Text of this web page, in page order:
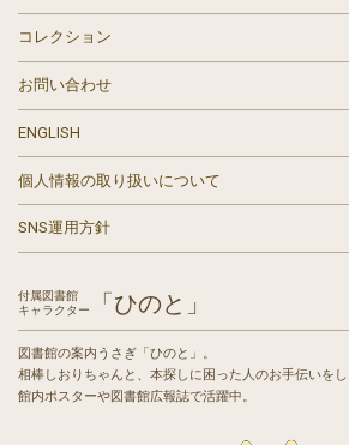
コレクション
お問い合わせ
ENGLISH
個人情報の取り扱いについて
SNS運用方針
付属図書館
キャラクター
「ひのと」
図書館の案内うさぎ「ひのと」。
相棒しおりちゃんと、本探しに困った人のお手伝いをし
館内ポスターや図書館広報誌で活躍中。